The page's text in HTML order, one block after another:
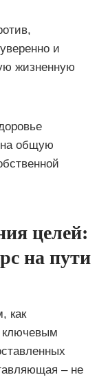
и
жизненную
на общую
целей:
на пути
как
ключевым
– не